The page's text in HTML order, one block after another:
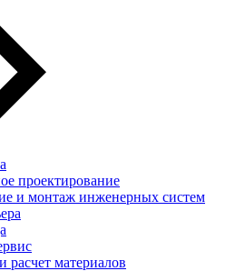
проектирование
и монтаж инженерных систем
расчет материалов